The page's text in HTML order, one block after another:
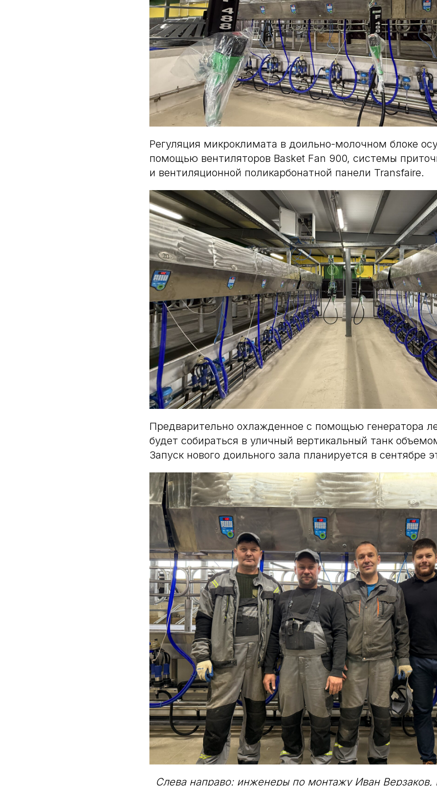
Регуляция микроклимата в доильно-молочном блоке
помощью вентиляторов Basket Fan 900, системы
и вентиляционной поликарбонатной панели Transfaire.
Предварительно охлажденное с помощью генератора
будет собираться в уличный вертикальный танк
Запуск нового доильного зала планируется в сентябре
Слева направо: инженеры по монтажу Иван Верзаков,